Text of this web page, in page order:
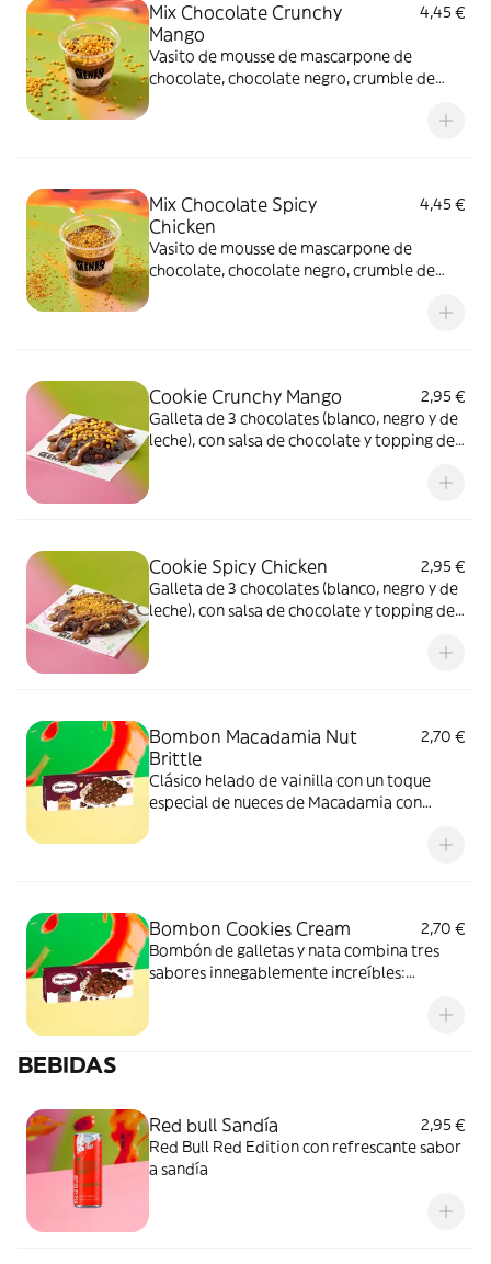
Mix Chocolate Crunchy
Mango
4,45 €
Vasito de mousse de mascarpone de
chocolate, chocolate negro, crumble de
Mix Chocolate Spicy
Chicken
4,45 €
Vasito de mousse de mascarpone de
chocolate, chocolate negro, crumble de
Cookie Crunchy Mango
2,95 €
Galleta de 3 chocolates (blanco, negro y de
leche), con salsa de chocolate y topping de
Cookie Spicy Chicken
2,95 €
Galleta de 3 chocolates (blanco, negro y de
leche), con salsa de chocolate y topping de
Bombon Macadamia Nut
Brittle
2,70 €
Clásico helado de vainilla con un toque
especial de nueces de Macadamia con
Bombon Cookies Cream
2,70 €
Bombón de galletas y nata combina tres
sabores innegablemente increíbles:
BEBIDAS
Red bull Sandía
2,95 €
Red Bull Red Edition con refrescante sabor
a sandía